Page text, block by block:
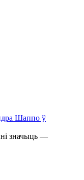
Шаппо ў
значыць —